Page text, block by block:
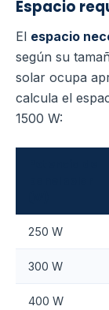
Espacio
El espacio
según su
solar ocupa
calcula el
1500 W:
250 W
300 W
400 W